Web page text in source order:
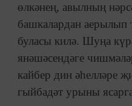
өлкәнең, авылның
башкалардан аерылып
буласы килә. Шуңа
янәшәсендәге
кайбер дин әһелләре
гыйбадәт урыны